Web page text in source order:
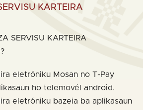
KARTEIRA
SERVISU KARTEIRA
eletróniku Mosan no T-Pay
ho telemovél android.
eletróniku bazeia ba aplikasaun